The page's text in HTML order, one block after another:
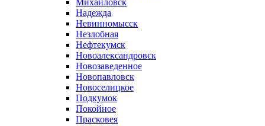
Михайловск
Надежда
Невинномысск
Незлобная
Нефтекумск
Новоалександровск
Новозаведенное
Новопавловск
Новоселицкое
Подкумок
Покойное
Прасковея